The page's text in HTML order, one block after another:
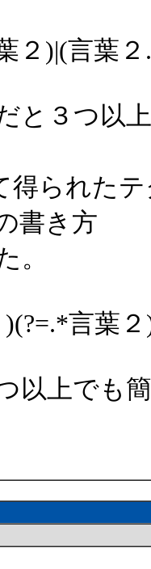
２)|(言葉
と３つ以
得られた
書き方
。
言葉
以上でも